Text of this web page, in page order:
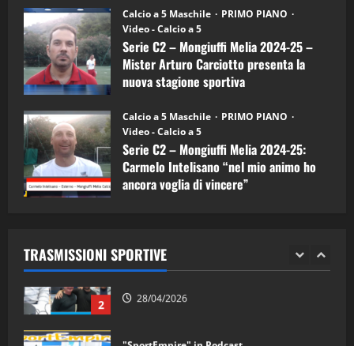
Calcio a 5 Maschile
PRIMO PIANO
Video - Calcio a 5
Serie C2 – Mongiuffi Melia 2024-25 –
Mister Arturo Carciotto presenta la
nuova stagione sportiva
Calcio a 5 Maschile
PRIMO PIANO
Video - Calcio a 5
Serie C2 – Mongiuffi Melia 2024-25:
Carmelo Intelisano “nel mio animo ho
ancora voglia di vincere”
TRASMISSIONI SPORTIVE
5
“SportEmpire” in Podcast: 26^ Puntata
(Martedi 07 Aprile 2026)
08/04/2026
1
“SportEmpire” in Podcast: 30^ Puntata
(Martedi 05 Maggio 2026)
08/05/2026
2 28/04/2026
"SportEmpire" in Podcast